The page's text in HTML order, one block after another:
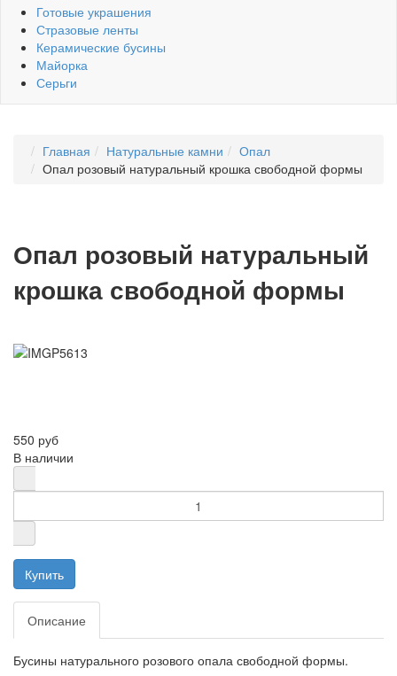
Готовые украшения
Стразовые ленты
Керамические бусины
Майорка
Серьги
Главная Натуральные камни
Опал
Опал розовый натуральный крошка свободной формы
Опал розовый натуральный
крошка свободной формы
550 руб
В наличии
Описание
Бусины натурального розового опала свободной формы.